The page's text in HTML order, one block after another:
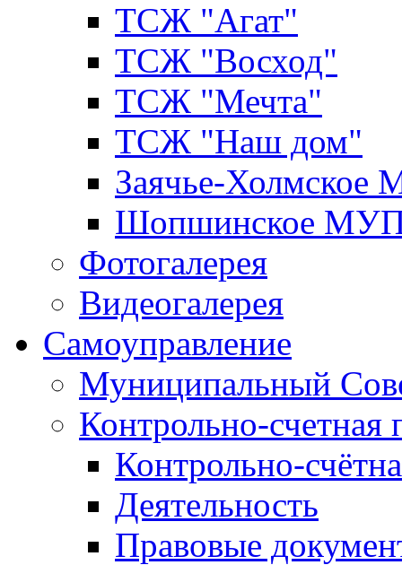
ТСЖ "Агат"
ТСЖ "Восход"
ТСЖ "Мечта"
ТСЖ "Наш дом"
Заячье-
Шопшинское
Фотогалерея
Видеогалерея
Самоуправление
Муниципальный
Контрольно-счетная
Контрольно-
Деятельность
Правовые